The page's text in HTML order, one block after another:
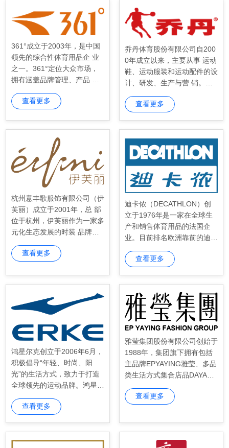
361°成立于2003年，是中国
领先的综合性体育用品企 业
之一。361°定位大众市场，
拥有涵盖品牌管理、产品 研
创、生产制造、商品经销及市
场营销等在内的全产业 链业
成为全球令人尊敬的体育运动
品牌，提供高价值 的大众专
业运动商品，并激励每个人去
运动。
查看更多
乔丹体育股份有限公司自200
0年成立以来，主要从事 运动
鞋、运动服装和运动配件的设
计、研发、生产与营 销。中
0家，覆盖全国31个 省、市、
跑步、综训、户外、乔 丹质
燥等多个系列，并于2020年
收购茵宝大中华区经 营权，
以多品牌战略布局成人、儿童
运动服饰市场。
查看更多
杭州意丰歌服饰有限公司（伊
芙丽）成立于2001年，总 部
位于杭州，伊芙丽作为一家多
元化生态发展的时装 品牌零
有eifini伊芙丽、 SEIFINI诗凡
nt：纯净时刻等 品牌。
查看更多
迪卡侬（DECATHLON）创
立于1976年是一家在全球生
产和销售体育用品的法国企
业。目前排名欧洲靠前的迪卡
侬不仅是运动用品的设计和生
产者，而且是在全球拥有351
卡侬拥有并销售自有的十大激
情品牌。
查看更多
鸿星尔克创立于2006年6月，
积极倡导“年轻、时尚、阳
光”的生活方式，致力于打造
全球领先的运动品牌。鸿星尔
广大年轻消费者为服务对象，
鞋、服、配件等高性价比产
品，给消费者带来健康舒适的
查看更多
雅莹集团股份有限公司创始于
1988年，集团旗下拥有包括
主品牌EPYAYING雅莹、多品
类生活方式集合店品DAYA
OUBLOVE贝爱、NPaia恩派
00余家精品门店分布于中国
北京、上海、澳门，马来西亚
查看更多